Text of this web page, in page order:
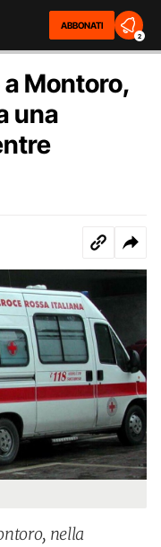
ABBONATI
2
Montoro,
una
nella